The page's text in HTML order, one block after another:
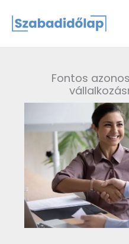
content
Fontos